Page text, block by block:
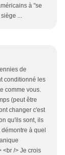
à "se
...
de
conditionné les
comme vous.
(peut être
changer c'est
qu'ils sont, ils
à quel
<br /> Je crois